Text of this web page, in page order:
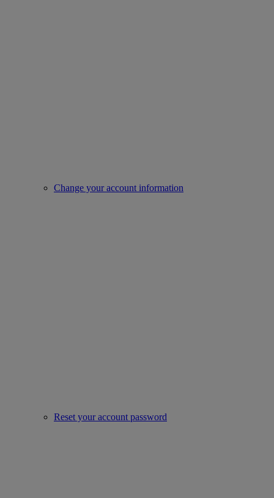
Change your account information
Reset your account password